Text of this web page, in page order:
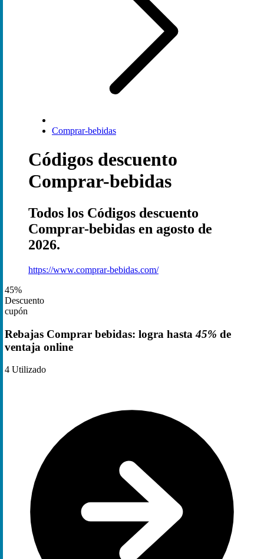
Comprar-bebidas
Códigos descuento
Comprar-bebidas
Todos los Códigos descuento
Comprar-bebidas en agosto de
2026.
https://www.comprar-bebidas.com/
45%
Descuento
cupón
Rebajas Comprar bebidas: logra hasta45% de
ventaja online
4 Utilizado